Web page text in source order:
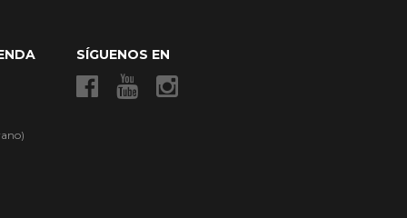
SÍGUENOS EN